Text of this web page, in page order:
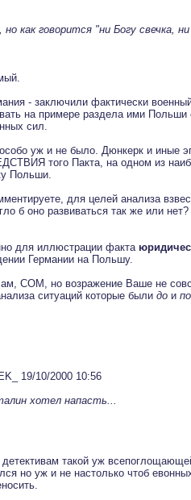
как говорится "ни Богу свечка,
- заключили фактически
на примере раздела ими Польши
сил.
уж и не было. Дюнкерк и иные
того Пакта, на одном из
Польши.
для целей анализа
б оно развиваться так же или
для иллюстрации факта
Германии на Польшу.
СОМ, но возражение Ваше не
ситуаций которые были до и
19/10/2000 10:56
хотел напасть...
такой уж
но уж и не настолько чтоб